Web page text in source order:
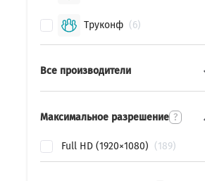
Труконф 6
Все производители
Максимальное разрешение ?
Full HD (1920×1080) 189